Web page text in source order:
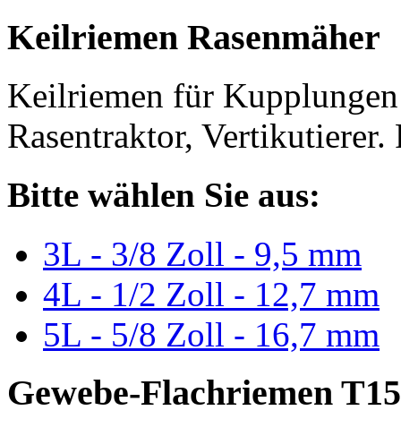
Keilriemen Rasenmäher
Keilriemen für Kupplungen
Rasentraktor,
Bitte wählen Sie aus:
3L - 3/8 Zoll - 9,5 mm
4L - 1/2 Zoll - 12,7 mm
5L - 5/8 Zoll - 16,7 mm
Gewebe-Flachriemen